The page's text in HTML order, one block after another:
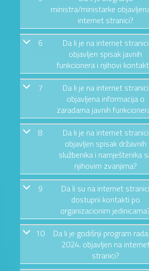
ministra/ministarke
internet stranici?
6
Da li je na internet stranici
objavljen spisak javnih
funkcionera i njihovi
7
Da li je na internet stranici
objavljena informacija o
zaradama javnih
8
Da li je na internet stranici
objavljen spisak državnih
službenika i namještenika
njihovim zvanjima?
9
Da li su na internet stranici
dostupni kontakti po
organizacionim
10
Da li je godišnji program
2024. objavljen na
stranici?